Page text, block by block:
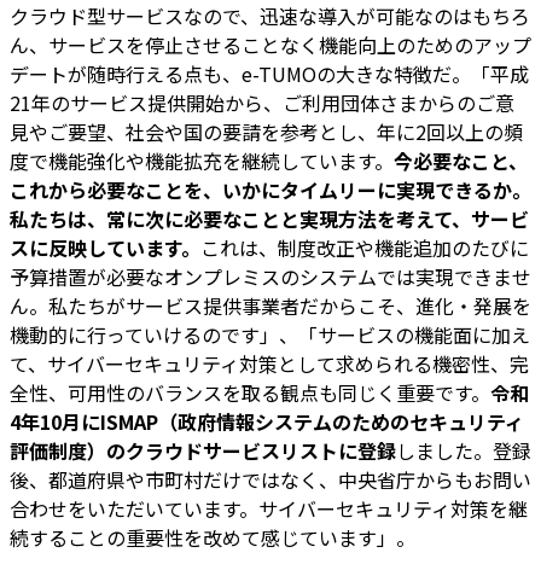
クラウド型サービスなので、迅速な導入が可能なのはもちろ
ん、サービスを停止させることなく機能向上のためのアップ
デートが随時行える点も、e-TUMOの大きな特徴だ。「平成
21年のサービス提供開始から、ご利用団体さまからのご意
見やご要望、社会や国の要請を参考とし、年に2回以上の頻
度で機能強化や機能拡充を継続しています。 今必要なこと、
これから必要なことを、いかにタイムリーに実現できるか。
私たちは、常に次に必要なことと実現方法を考えて、サービ
スに反映しています。 これは、制度改正や機能追加のたびに
予算措置が必要なオンプレミスのシステムでは実現できませ
ん。私たちがサービス提供事業者だからこそ、進化・発展を
機動的に行っていけるのです」、「サービスの機能面に加え
て、サイバーセキュリティ対策として求められる機密性、完
全性、可用性のバランスを取る観点も同じく重要です。 令和
4年10月にISMAP（政府情報システムのためのセキュリティ
評価制度）のクラウドサービスリストに登録しました。登録
後、都道府県や市町村だけではなく、中央省庁からもお問い
合わせをいただいています。サイバーセキュリティ対策を継
続することの重要性を改めて感じています」。